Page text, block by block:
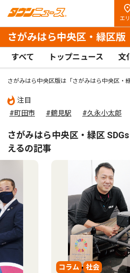
エ
さがみはら中央区・緑区版
すべて トップニュース 文
さがみはら中央区版は「さがみはら中央区・
注目
#町田市
#鶴見駅 #久永小太郎
さがみはら中央区・緑区
えるの記事
社会